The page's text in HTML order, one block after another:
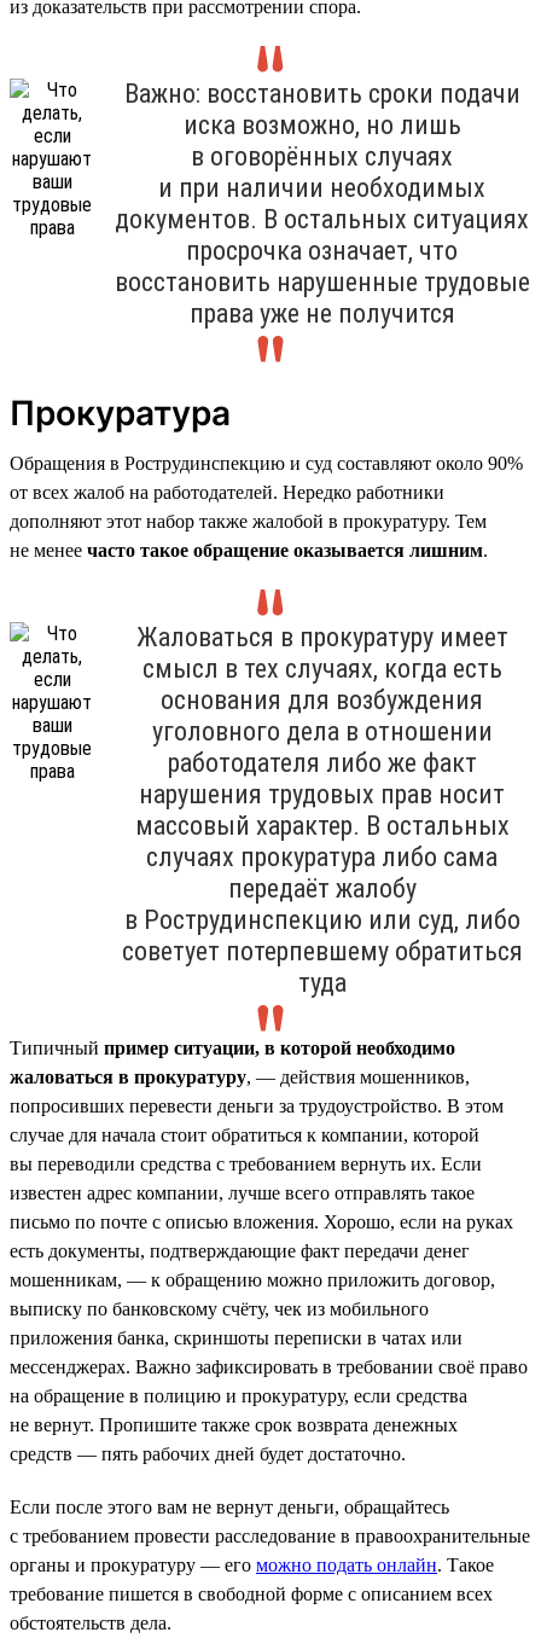
из доказательств при рассмотрении спора.
Важно: восстановить сроки подачи
иска возможно, но лишь
в оговорённых случаях
и при наличии необходимых
документов. В остальных ситуациях
просрочка означает, что
восстановить нарушенные трудовые
права уже не получится
Прокуратура
Обращения в Рострудинспекцию и суд составляют около 90%
от всех жалоб на работодателей. Нередко работники
дополняют этот набор также жалобой в прокуратуру. Тем
не менее часто такое обращение оказывается лишним.
Жаловаться в прокуратуру имеет
смысл в тех случаях, когда есть
основания для возбуждения
уголовного дела в отношении
работодателя либо же факт
нарушения трудовых прав носит
массовый характер. В остальных
случаях прокуратура либо сама
передаёт жалобу
в Рострудинспекцию или суд, либо
советует потерпевшему обратиться
туда
Типичный пример ситуации, в которой необходимо
жаловаться в прокуратуру, — действия мошенников,
попросивших перевести деньги за трудоустройство. В этом
случае для начала стоит обратиться к компании, которой
вы переводили средства с требованием вернуть их. Если
известен адрес компании, лучше всего отправлять такое
письмо по почте с описью вложения. Хорошо, если на руках
есть документы, подтверждающие факт передачи денег
мошенникам, — к обращению можно приложить договор,
выписку по банковскому счёту, чек из мобильного
приложения банка, скриншоты переписки в чатах или
мессенджерах. Важно зафиксировать в требовании своё право
на обращение в полицию и прокуратуру, если средства
не вернут. Пропишите также срок возврата денежных
средств — пять рабочих дней будет достаточно.
Если после этого вам не вернут деньги, обращайтесь
с требованием провести расследование в правоохранительные
органы и прокуратуру — его можно подать онлайн. Такое
требование пишется в свободной форме с описанием всех
обстоятельств дела.